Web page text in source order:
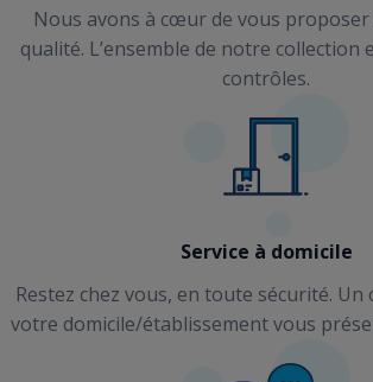
Nous avons à cœur de vous proposer
qualité. L’ensemble de notre collection
contrôles.
Service à domicile
Restez chez vous, en toute sécurité. Un
votre domicile/établissement vous